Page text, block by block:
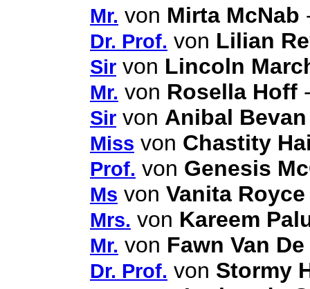
Mr. von Mirta McNab
Dr. Prof. von Lilian
Sir von Lincoln
Mr. von Rosella Hoff
Sir von Anibal Bevan
Miss von Chastity
Prof. von Genesis
Ms von Vanita Royce
Mrs. von Kareem
Mr. von Fawn Van
Dr. Prof. von Stormy